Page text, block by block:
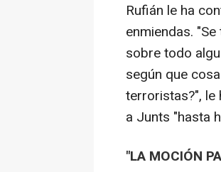
Rufián le ha
enmiendas.
sobre todo
según que
terroristas?", le
a Junts "hasta
"LA MOCIÓN